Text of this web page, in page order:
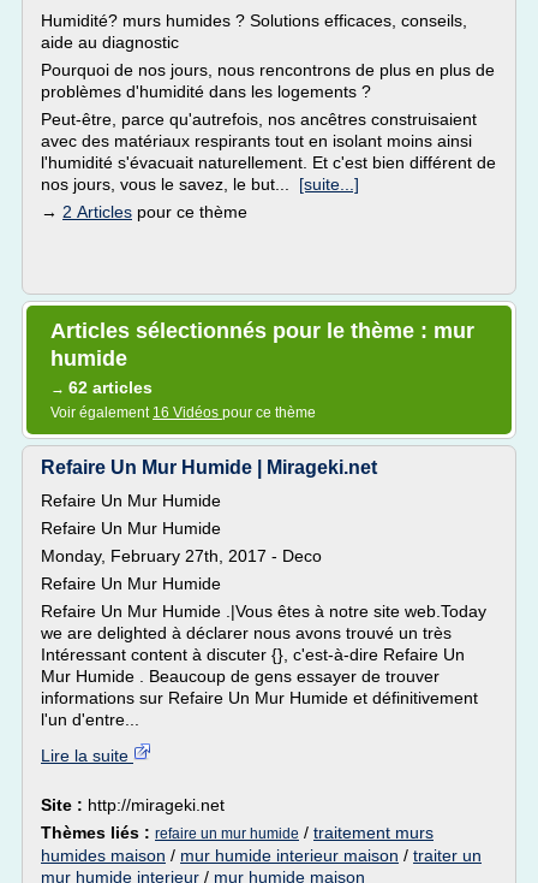
Humidité? murs humides ? Solutions efficaces, conseils,
aide au diagnostic
Pourquoi de nos jours, nous rencontrons de plus en plus de
problèmes d'humidité dans les logements ?
Peut-être, parce qu'autrefois, nos ancêtres construisaient
avec des matériaux respirants tout en isolant moins ainsi
l'humidité s'évacuait naturellement. Et c'est bien différent de
nos jours, vous le savez, le but... [suite...]
→ 2 Articles pour ce thème
Articles sélectionnés pour le thème : mur
humide
→ 62 articles
Voir également 16 Vidéos pour ce thème
Refaire Un Mur Humide | Mirageki.net
Refaire Un Mur Humide
Refaire Un Mur Humide
Monday, February 27th, 2017 - Deco
Refaire Un Mur Humide
Refaire Un Mur Humide .|Vous êtes à notre site web.Today
we are delighted à déclarer nous avons trouvé un très
Intéressant content à discuter {}, c'est-à-dire Refaire Un
Mur Humide . Beaucoup de gens essayer de trouver
informations sur Refaire Un Mur Humide et définitivement
l'un d'entre...
Lire la suite
Site : http://mirageki.net
Thèmes liés : refaire un mur humide / traitement murs
humides maison / mur humide interieur maison / traiter un
mur humide interieur / mur humide maison